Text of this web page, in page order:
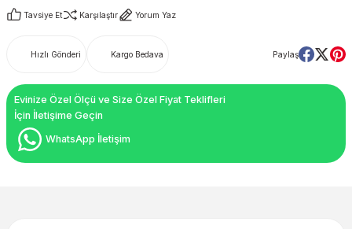
Tavsiye Et Karşılaştır Yorum Yaz
Hızlı Gönderi Kargo Bedava Paylaş
Evinize Özel Ölçü ve Size Özel Fiyat Teklifleri
İçin İletişime Geçin
WhatsApp İletişim